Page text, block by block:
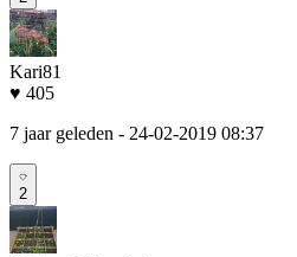
Kari81
♥ 405
7 jaar geleden - 24-02-2019 08:37
2